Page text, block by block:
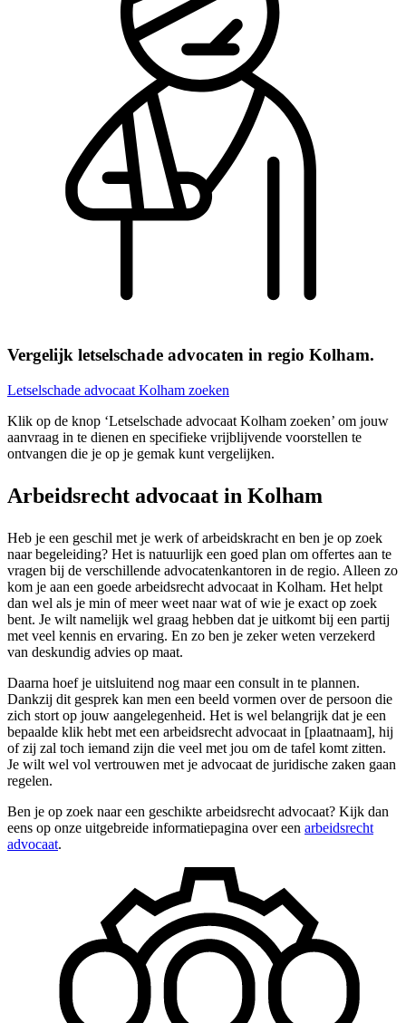
Vergelijk letselschade advocaten in regio Kolham.
Letselschade advocaat Kolham zoeken
Klik op de knop ‘Letselschade advocaat Kolham zoeken’ om jouw
aanvraag in te dienen en specifieke vrijblijvende voorstellen te
ontvangen die je op je gemak kunt vergelijken.
Arbeidsrecht advocaat in Kolham
Heb je een geschil met je werk of arbeidskracht en ben je op zoek
naar begeleiding? Het is natuurlijk een goed plan om offertes aan te
vragen bij de verschillende advocatenkantoren in de regio. Alleen zo
kom je aan een goede arbeidsrecht advocaat in Kolham. Het helpt
dan wel als je min of meer weet naar wat of wie je exact op zoek
bent. Je wilt namelijk wel graag hebben dat je uitkomt bij een partij
met veel kennis en ervaring. En zo ben je zeker weten verzekerd
van deskundig advies op maat.
Daarna hoef je uitsluitend nog maar een consult in te plannen.
Dankzij dit gesprek kan men een beeld vormen over de persoon die
zich stort op jouw aangelegenheid. Het is wel belangrijk dat je een
bepaalde klik hebt met een arbeidsrecht advocaat in [plaatnaam], hij
of zij zal toch iemand zijn die veel met jou om de tafel komt zitten.
Je wilt wel vol vertrouwen met je advocaat de juridische zaken gaan
regelen.
Ben je op zoek naar een geschikte arbeidsrecht advocaat? Kijk dan
eens op onze uitgebreide informatiepagina over een arbeidsrecht
advocaat.